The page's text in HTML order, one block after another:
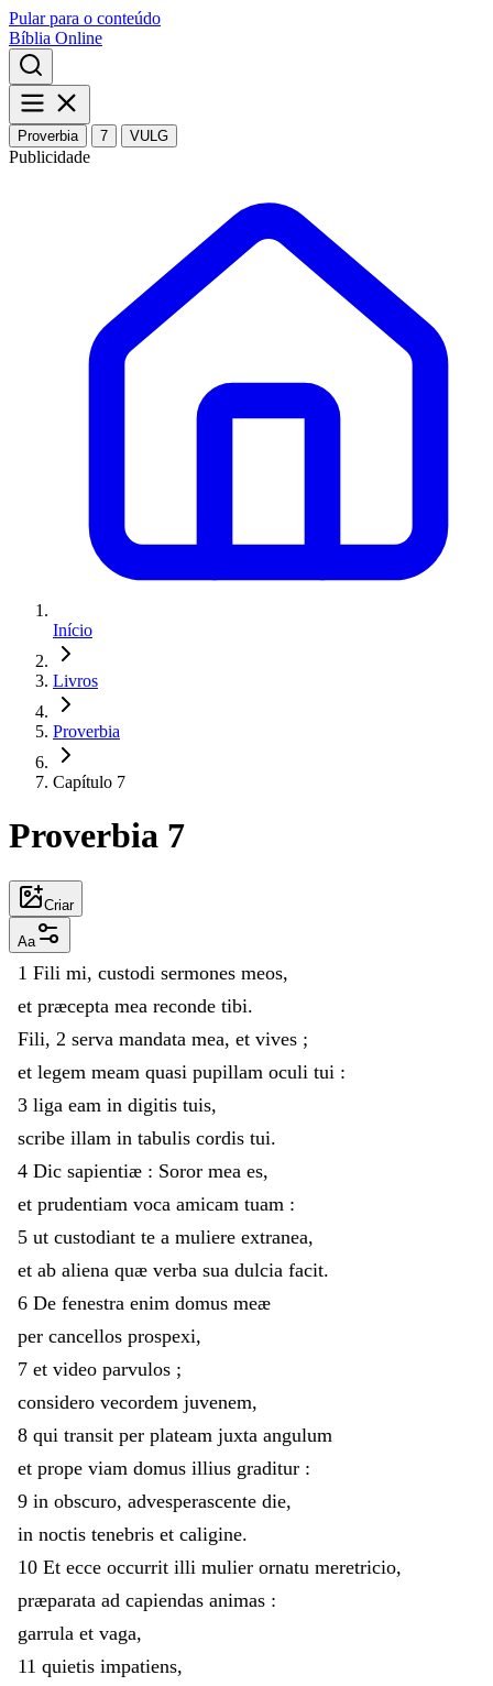
Pular para o conteúdo
Bíblia Online
Proverbia 7 VULG
Publicidade
Início
Livros
Proverbia
Capítulo 7
Proverbia 7
Criar
Aa
1 Fili mi, custodi sermones meos,
et præcepta mea reconde tibi.
Fili, 2 serva mandata mea, et vives ;
et legem meam quasi pupillam oculi tui :
3 liga eam in digitis tuis,
scribe illam in tabulis cordis tui.
4 Dic sapientiæ : Soror mea es,
et prudentiam voca amicam tuam :
5 ut custodiant te a muliere extranea,
et ab aliena quæ verba sua dulcia facit.
6 De fenestra enim domus meæ
per cancellos prospexi,
7 et video parvulos ;
considero vecordem juvenem,
8 qui transit per plateam juxta angulum
et prope viam domus illius graditur :
9 in obscuro, advesperascente die,
in noctis tenebris et caligine.
10 Et ecce occurrit illi mulier ornatu meretricio,
præparata ad capiendas animas :
garrula et vaga,
11 quietis impatiens,